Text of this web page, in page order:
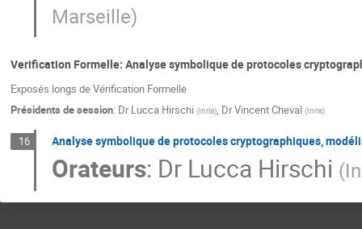
Marseille)
Verification Formelle: Analyse symbolique de protocoles
Exposés longs de Vérification Formelle
Présidents de session: Dr Lucca Hirschi (Inria), DrVincent Cheval (Inria)
16 Analyse symbolique de protocoles cryptographiques,
Orateurs: Dr Lucca Hirschi (